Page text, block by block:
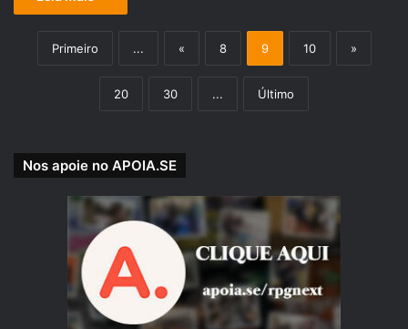
Primeiro ... « 8 9 10 »
20 30 ... Último
Nos apoie no APOIA.SE